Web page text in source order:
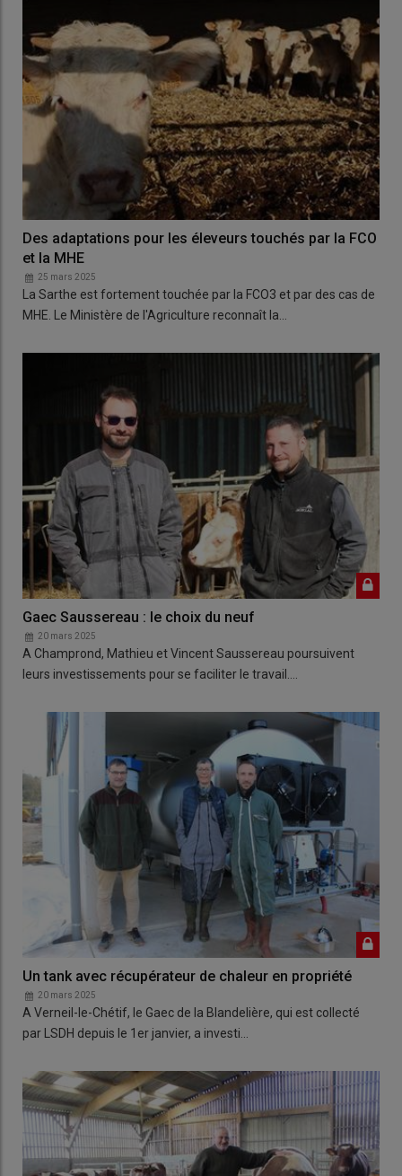
Des adaptations pour les éleveurs touchés par la FCO
et la MHE
25 mars 2025
La Sarthe est fortement touchée par la FCO3 et par des cas de
MHE. Le Ministère de l'Agriculture reconnaît la…
Gaec Saussereau : le choix du neuf
20 mars 2025
A Champrond, Mathieu et Vincent Saussereau poursuivent
leurs investissements pour se faciliter le travail.…
Un tank avec récupérateur de chaleur en propriété
20 mars 2025
A Verneil-le-Chétif, le Gaec de la Blandelière, qui est collecté
par LSDH depuis le 1er janvier, a investi…